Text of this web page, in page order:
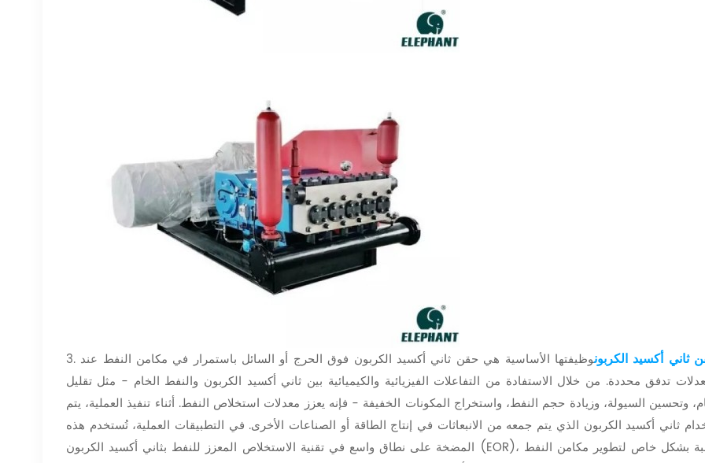
3. أكسيد الكربونوظيفتها الأساسية هي حقن ثاني أكسيد الكربون فوق الحرج أو السائل باستمرار في مكامن النفط عند
تدفق محددة. من خلال الاستفادة من التفاعلات الفيزيائية والكيميائية بين ثاني أكسيد الكربون والنفط الخام - مثل تقليل
وتحسين السيولة، وزيادة حجم النفط، واستخراج المكونات الخفيفة - فإنه يعزز معدلات استخلاص النفط. أثناء تنفيذ العملية، يتم
ثاني أكسيد الكربون الذي يتم جمعه من الانبعاثات في إنتاج الطاقة أو الصناعات الأخرى. في التطبيقات العملية، تُستخدم هذه
المضخة على نطاق واسع في تقنية الاستخلاص المعزز للنفط بثاني أكسيد الكربون (EOR)، وهي مناسبة بشكل خاص لتطوير مكامن النفط